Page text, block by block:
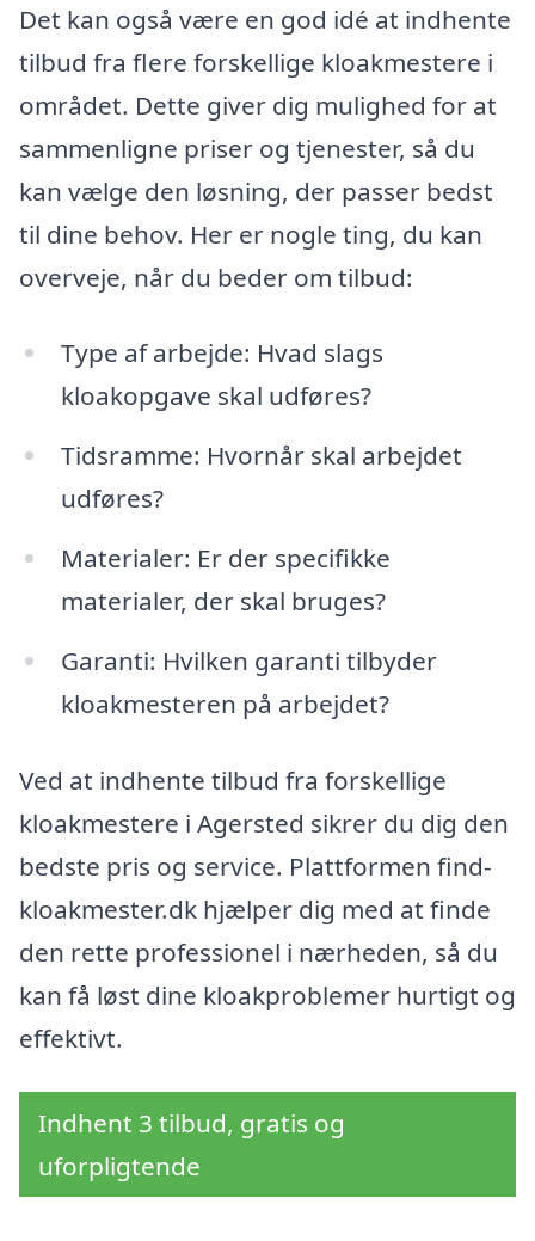
Det kan også være en god idé at indhente
tilbud fra flere forskellige kloakmestere i
området. Dette giver dig mulighed for at
sammenligne priser og tjenester, så du
kan vælge den løsning, der passer bedst
til dine behov. Her er nogle ting, du kan
overveje, når du beder om tilbud:
Type af arbejde: Hvad slags
kloakopgave skal udføres?
Tidsramme: Hvornår skal arbejdet
udføres?
Materialer: Er der specifikke
materialer, der skal bruges?
Garanti: Hvilken garanti tilbyder
kloakmesteren på arbejdet?
Ved at indhente tilbud fra forskellige
kloakmestere i Agersted sikrer du dig den
bedste pris og service. Plattformen find-
kloakmester.dk hjælper dig med at finde
den rette professionel i nærheden, så du
kan få løst dine kloakproblemer hurtigt og
effektivt.
Indhent 3 tilbud, gratis og
uforpligtende